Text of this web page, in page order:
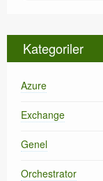
Kategoriler
Azure
Exchange
Genel
Orchestrator